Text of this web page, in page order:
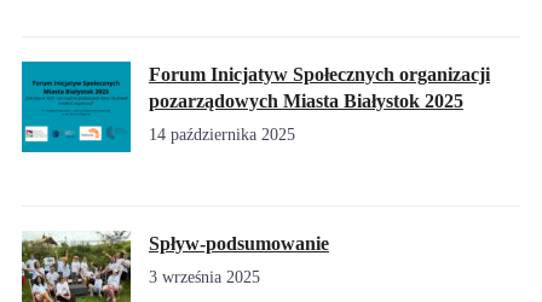
Forum Inicjatyw Społecznych organizacji
pozarządowych Miasta Białystok 2025
14 października 2025
Spływ-podsumowanie
3 września 2025